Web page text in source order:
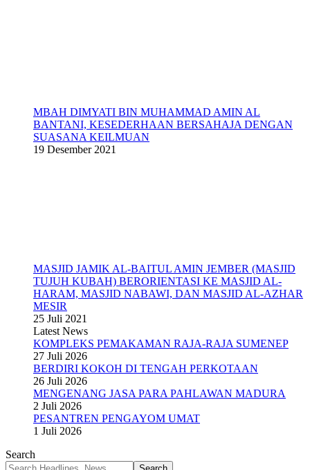
MBAH DIMYATI BIN MUHAMMAD AMIN AL
BANTANI, KESEDERHAAN BERSAHAJA DENGAN
SUASANA KEILMUAN
19 Desember 2021
MASJID JAMIK AL-BAITUL AMIN JEMBER (MASJID
TUJUH KUBAH) BERORIENTASI KE MASJID AL-
HARAM, MASJID NABAWI, DAN MASJID AL-AZHAR
MESIR
25 Juli 2021
Latest News
KOMPLEKS PEMAKAMAN RAJA-RAJA SUMENEP
27 Juli 2026
BERDIRI KOKOH DI TENGAH PERKOTAAN
26 Juli 2026
MENGENANG JASA PARA PAHLAWAN MADURA
2 Juli 2026
PESANTREN PENGAYOM UMAT
1 Juli 2026
Search